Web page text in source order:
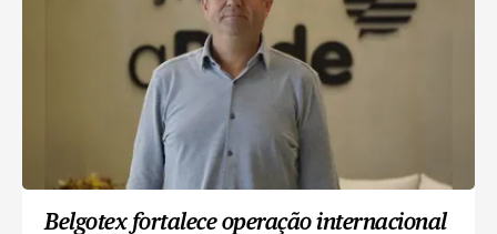
Belgotex fortalece operação internacional